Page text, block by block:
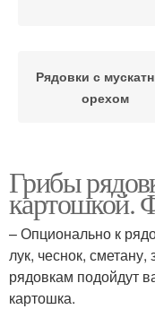
Рядовки с
орехом
Грибы
картошкой.
– Опционально к
лук, чеснок,
рядовкам подойдут
картошка.